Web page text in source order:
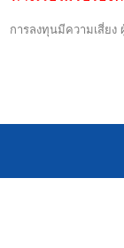
การลงทุนมีความเสี่ย